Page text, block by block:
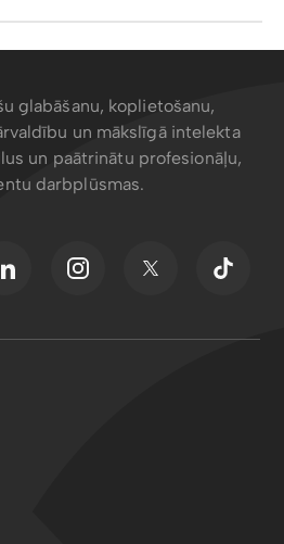
glabāšanu, koplietošanu,
un mākslīgā intelekta
un paātrinātu profesionāļu,
darbplūsmas.